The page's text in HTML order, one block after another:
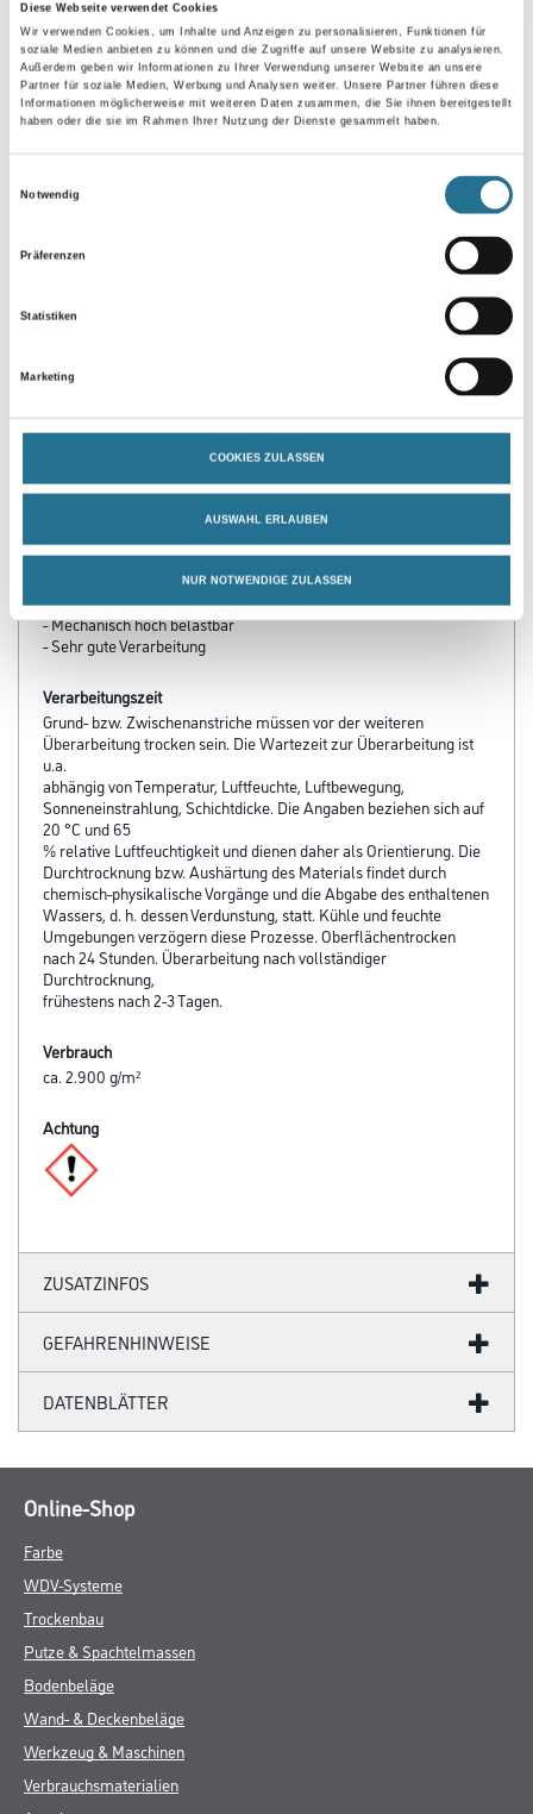
Diese Webseite verwendet Cookies
Wir verwenden Cookies, um Inhalte und Anzeigen zu personalisieren, Funktionen für
soziale Medien anbieten zu können und die Zugriffe auf unsere Website zu analysieren.
Außerdem geben wir Informationen zu Ihrer Verwendung unserer Website an unsere
Partner für soziale Medien, Werbung und Analysen weiter. Unsere Partner führen diese
Informationen möglicherweise mit weiteren Daten zusammen, die Sie ihnen bereitgestellt
haben oder die sie im Rahmen Ihrer Nutzung der Dienste gesammelt haben.
Notwendig
Präferenzen
Statistiken
Marketing
COOKIES ZULASSEN
AUSWAHL ERLAUBEN
NUR NOTWENDIGE ZULASSEN
Zur Farbauswahl für Ihren Wunschfarbton
PRODUKTEIGENSCHAFTEN
- Schlagfest
- Niedrige Wasserdurchlässigkeit
- Guard-Schutz vor Algen- und Pilzbefall der Beschichtung
- Höchste Schmutzabweisung
- Mechanisch hoch belastbar
- Sehr gute Verarbeitung
Verarbeitungszeit
Grund- bzw. Zwischenanstriche müssen vor der weiteren
Überarbeitung trocken sein. Die Wartezeit zur Überarbeitung ist
u.a.
abhängig von Temperatur, Luftfeuchte, Luftbewegung,
Sonneneinstrahlung, Schichtdicke. Die Angaben beziehen sich auf
20 °C und 65
% relative Luftfeuchtigkeit und dienen daher als Orientierung. Die
Durchtrocknung bzw. Aushärtung des Materials findet durch
chemisch-physikalische Vorgänge und die Abgabe des enthaltenen
Wassers, d. h. dessen Verdunstung, statt. Kühle und feuchte
Umgebungen verzögern diese Prozesse. Oberflächentrocken
nach 24 Stunden. Überarbeitung nach vollständiger
Durchtrocknung,
frühestens nach 2-3 Tagen.
Verbrauch
ca. 2.900 g/m²
Achtung
ZUSATZINFOS
GEFAHRENHINWEISE
DATENBLÄTTER
Online-Shop
Farbe
WDV-Systeme
Trockenbau
Putze & Spachtelmassen
Bodenbeläge
Wand- & Deckenbeläge
Werkzeug & Maschinen
Verbrauchsmaterialien